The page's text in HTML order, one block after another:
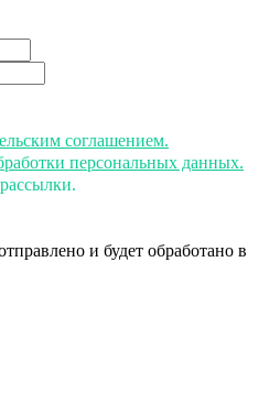
соглашением.
персональных данных.
и будет обработано в